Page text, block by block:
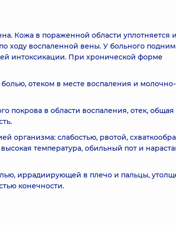
Кожа в пораженной области уплотняется и
ходу воспаленной вены. У больного
интоксикации. При хронической форме
отеком в месте воспаления и
покрова в области воспаления, отек, общая
организма: слабостью, рвотой,
температура, обильный пот и
иррадиирующей в плечо и пальцы,
конечности.